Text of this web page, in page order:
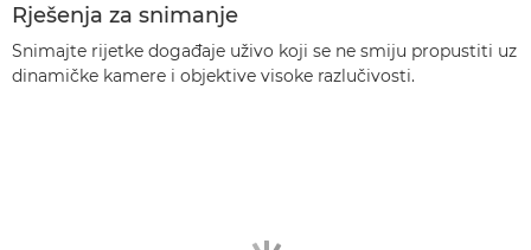
Rješenja za snimanje
Snimajte rijetke događaje uživo koji se ne smiju propustiti uz
dinamičke kamere i objektive visoke razlučivosti.